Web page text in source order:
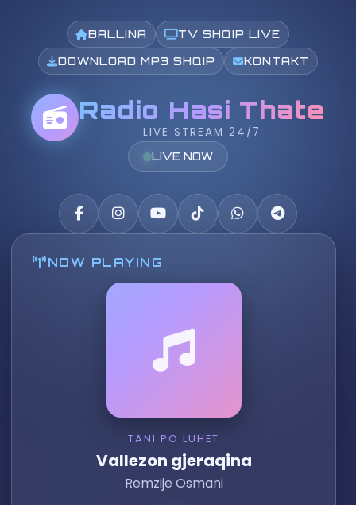
BALLINA TV SHQIP LIVE
DOWNLOAD MP3 SHQIP KONTAKT
Radio Hasi Thate
LIVE STREAM 24/7
LIVE NOW
NOW PLAYING
TANI PO LUHET
Vallezon gjeraqina
Remzije Osmani